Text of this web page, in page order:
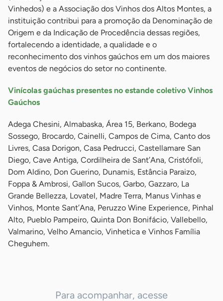
Vinhedos) e a Associação dos Vinhos dos Altos Montes, a
instituição contribui para a promoção da Denominação de
Origem e da Indicação de Procedência dessas regiões,
fortalecendo a identidade, a qualidade e o
reconhecimento dos vinhos gaúchos em um dos maiores
eventos de negócios do setor no continente.
Vinícolas gaúchas presentes no estande coletivo Vinhos
Gaúchos
Adega Chesini, Almabaska, Área 15, Berkano, Bodega
Sossego, Brocardo, Cainelli, Campos de Cima, Canto dos
Livres, Casa Dorigon, Casa Pedrucci, Castellamare San
Diego, Cave Antiga, Cordilheira de Sant’Ana, Cristófoli,
Dom Aldino, Don Guerino, Dunamis, Estância Paraizo,
Foppa & Ambrosi, Gallon Sucos, Garbo, Gazzaro, La
Grande Bellezza, Lovatel, Madre Terra, Manus Vinhas e
Vinhos, Monte Sant’Ana, Peruzzo Wine Experience, Pinhal
Alto, Pueblo Pampeiro, Quinta Don Bonifácio, Vallebello,
Valmarino, Velho Amancio, Vinhetica e Vinhos Família
Cheguhem.
Para acompanhar, acesse